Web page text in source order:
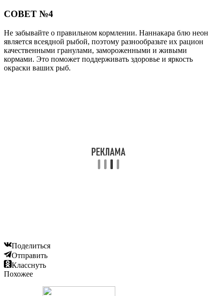
СОВЕТ №4
Не забывайте о правильном кормлении. Наннакара блю неон
является всеядной рыбой, поэтому разнообразьте их рацион
качественными гранулами, замороженными и живыми
кормами. Это поможет поддерживать здоровье и яркость
окраски ваших рыб.
Поделиться
Отправить
Класснуть
Похожее